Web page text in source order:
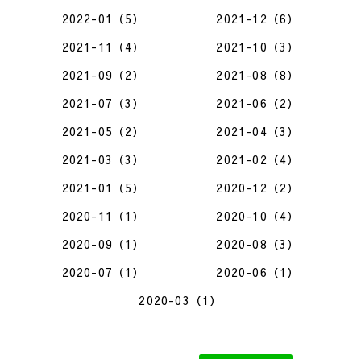
2022-01（5）
2021-12（6）
2021-11（4）
2021-10（3）
2021-09（2）
2021-08（8）
2021-07（3）
2021-06（2）
2021-05（2）
2021-04（3）
2021-03（3）
2021-02（4）
2021-01（5）
2020-12（2）
2020-11（1）
2020-10（4）
2020-09（1）
2020-08（3）
2020-07（1）
2020-06（1）
2020-03（1）